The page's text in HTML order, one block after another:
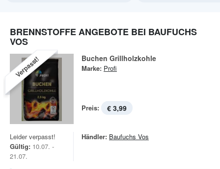
BRENNSTOFFE ANGEBOTE BEI BAUFUCHS
VOS
Verpasst! Buchen Grillholzkohle
Marke: Profi
Preis: € 3,99
Leider verpasst!
Gültig: 10.07. -
21.07.
Händler: Baufuchs Vos